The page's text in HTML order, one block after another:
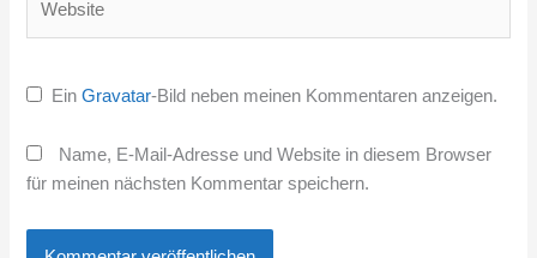
EinGravatar-Bild neben meinen Kommentaren anzeigen.
Name, E-Mail-Adresse und Website in diesem Browser
für meinen nächsten Kommentar speichern.